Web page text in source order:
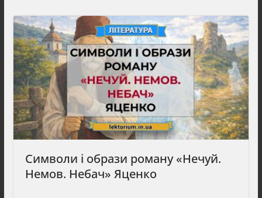
Символи і образи роману «Нечуй.
Немов. Небач» Яценко